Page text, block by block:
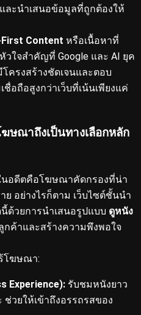
ละนำเสนอข้อมูลที่ถูกต้องให้
First Content หรือเนื้อหาที่
วใจสำคัญที่ Google และ AI ยุค
โครงสร้างชัดเจนและตอบ
อถือสูงกว่าเว็บที่เน้นเพียงแค่
ษณาถึงเป็นทางเลือกหลัก
อดีตคือโฆษณาคัดกรองที่น่า
ย อย่างไรก็ตาม เว็บไซต์ชั้นนำ
ด้วยการนำเสนอรูปแบบ ดูหนัง
กค้าและสร้างความพึงพอใจ
โฆษณา:
Experience): รับชมหนังยาว
วยให้เข้าถึงอรรถรสของ